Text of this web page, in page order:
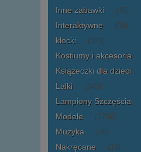
Inne zabawki (36)
Interaktywne (66)
klocki (323)
Kostiumy i akcesoria
Książeczki dla dzieci
Lalki (349)
Lampiony Szczęścia
Modele (1756)
Muzyka (46)
Nakręcane (13)